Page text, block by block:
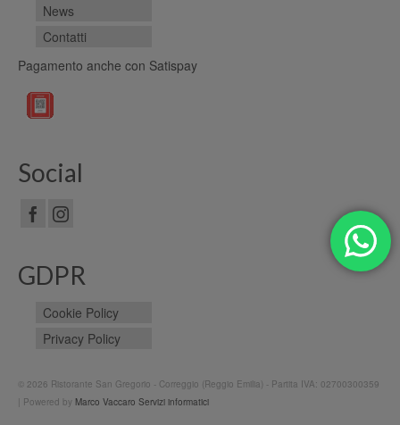
News
Contatti
Pagamento anche con Satispay
Social
GDPR
Cookie Policy
Privacy Policy
© 2026 Ristorante San Gregorio - Correggio (Reggio Emilia) - Partita IVA: 02700300359
| Powered by Marco Vaccaro Servizi informatici